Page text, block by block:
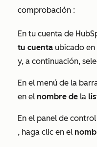
comprobación :
En tu cuenta de
tu cuenta ubicado
y, a continuación,
En el menú de la
en el nombre de la
En el panel de control
, haga clic en el